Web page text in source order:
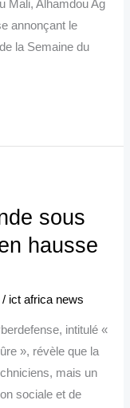
Mali, Alhamdou Ag
annonçant le
la Semaine du
sous
hausse
/ ict africa news
intitulé «
», révèle que la
mais un
sociale et de